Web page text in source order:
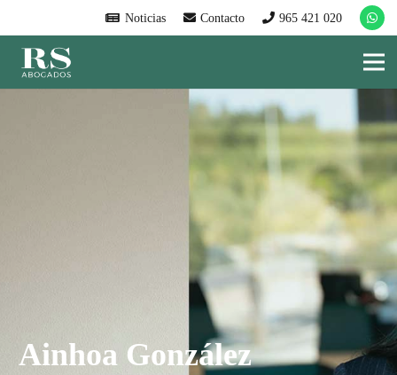
Noticias Contacto 965 421 020
Ainhoa González